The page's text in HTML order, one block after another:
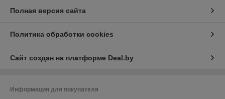
Полная версия сайта
Политика обработки cookies
Сайт создан на платформе Deal.by
Информация для покупателя